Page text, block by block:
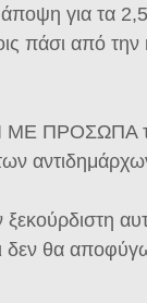
άποψη για τα
πάσι από
ΠΡΟΣΩΠΑ
δεν θα